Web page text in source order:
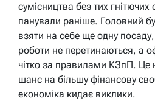
сумісництва без тих
панували раніше. Головний
взяти на себе ще одну
роботи не перетинаються, а
чітко за правилами КЗпП. Це
шанс на більшу фінансову
економіка кидає виклики.